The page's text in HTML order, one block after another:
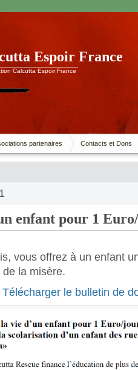
Espoir France
Calcutta Espoir France
partenaires Contacts et Dons
enfant pour 1
vous offrez à un enfant
la misère.
Télécharger le bulletin de